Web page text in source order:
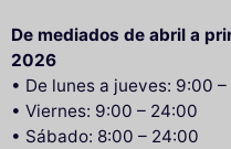
De mediados de abril a
2026
• De lunes a jueves: 9:00
• Viernes: 9:00 – 24:00
• Sábado: 8:00 – 24:00